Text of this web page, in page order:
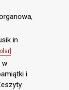
in
w
i